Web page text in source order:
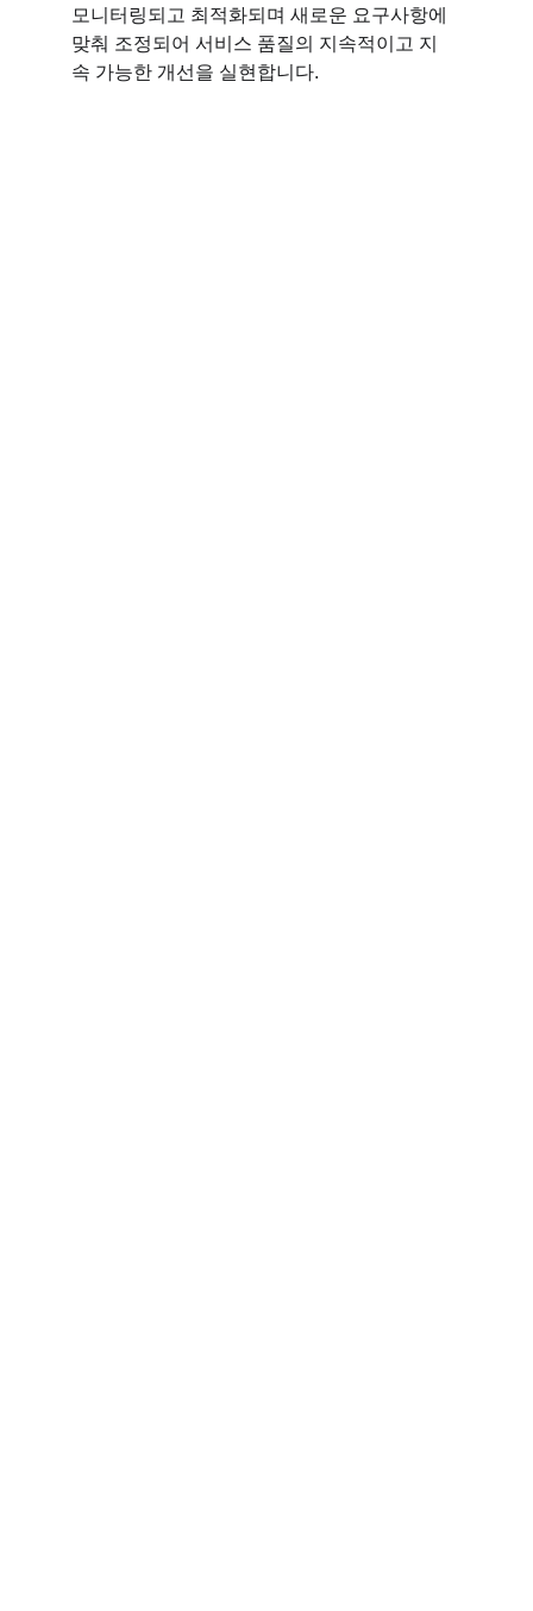
모니터링되고 최적화되며 새로운 요구사항에
맞춰 조정되어 서비스 품질의 지속적이고 지
속 가능한 개선을 실현합니다.